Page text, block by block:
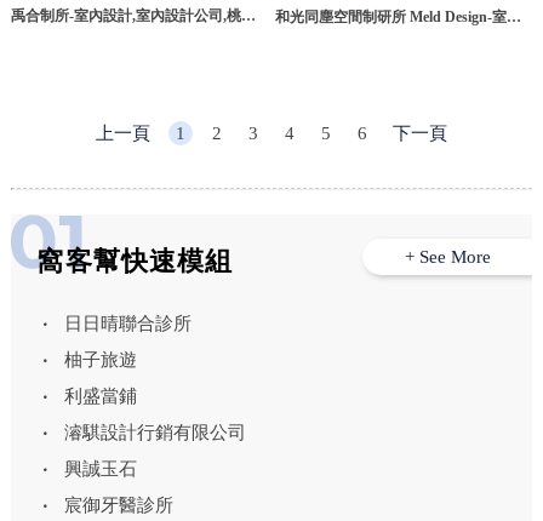
禹合制所-室內設計,室內設計公司,桃園
和光同塵空間制研所 Meld Design-室內
上一頁 1 2 3 4 5 6 下一頁
窩客幫快速模組
日日晴聯合診所
柚子旅遊
利盛當鋪
濬騏設計行銷有限公司
興誠玉石
宸御牙醫診所
+ See More